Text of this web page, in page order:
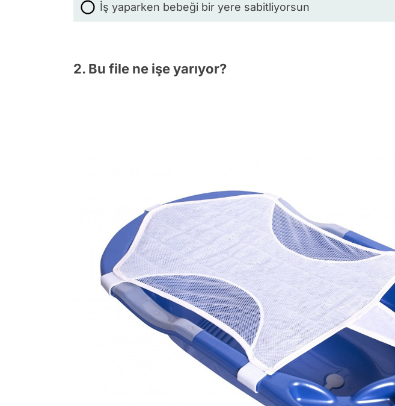
İş yaparken bebeği bir yere sabitliyorsun
2. Bu file ne işe yarıyor?